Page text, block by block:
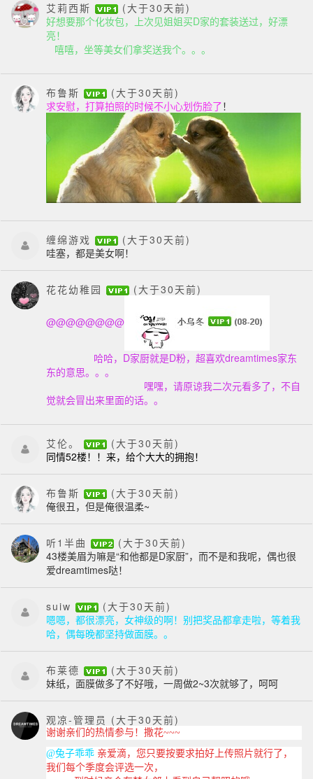
艾莉西斯
(大于30天前)
好想要那个化妆包，上次见姐姐买D家的套装送过，好漂
亮！
嘻嘻，坐等美女们拿奖送我个。。。
布鲁斯
(大于30天前)
求安慰，打算拍照的时候不小心划伤脸了！
缠绵游戏
(大于30天前)
哇塞，都是美女啊！
花花幼稚园 (大于30天前)
@@@@@@@@
哈哈，D家厨就是D粉，超喜欢dreamtimes家东
东的意思。。。
嘿嘿，请原谅我二次元看多了，不自
觉就会冒出来里面的话。。
艾伦。
(大于30天前)
同情52楼！！来，给个大大的拥抱！
布鲁斯
(大于30天前)
俺很丑，但是俺很温柔~
听1半曲
(大于30天前)
43楼美眉为嘛是“和他都是D家厨”，而不是和我呢，偶也很
爱dreamtimes哒！
suiw
(大于30天前)
嗯嗯，都很漂亮，女神级的啊！别把奖品都拿走啦，等着我
哈，偶每晚都坚持做面膜。。
布莱德
(大于30天前)
妹纸，面膜做多了不好哦，一周做2~3次就够了，呵呵
观凉-管理员 (大于30天前)
谢谢亲们的热情参与！撒花~~~
@兔子乖乖 亲爱滴，您只要按要求拍好上传照片就行了，
我们每个季度会评选一次，